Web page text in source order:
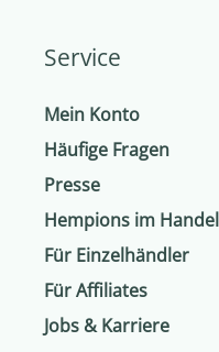
Service
Mein Konto
Häufige Fragen
Presse
Hempions im Handel
Für Einzelhändler
Für Affiliates
Jobs & Karriere